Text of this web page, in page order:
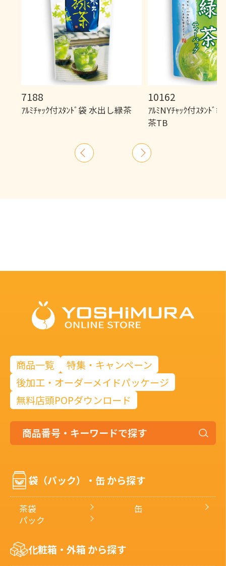
7188
ｱﾙﾐﾁｬｯｸ付ｽﾀﾝﾄﾞ袋 水出し緑茶
10162
ｱﾙﾐNYﾁｬｯｸ付ｽﾀﾝﾄﾞ
茶TB
前
へ
次
へ
商品一覧
特集・キャンペーン
後加工・オーダーメイドパッケージ
無料店頭POPダウンロード
号・
キ
探
す
袋（パック）・缶 から探す
茶袋
缶
パック
化粧箱・外箱 から探す